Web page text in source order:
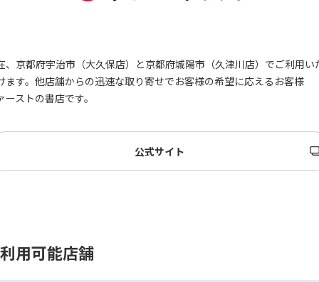
定番ギフト
オリジナル
、京都府宇治市（大久保店）と京都府城陽市（久津川店）でご利用い
ます。他店舗からの迅速な取り寄せでお客様の希望に応えるお客様
ーストの書店です。
公式サイト
利用可能店舗